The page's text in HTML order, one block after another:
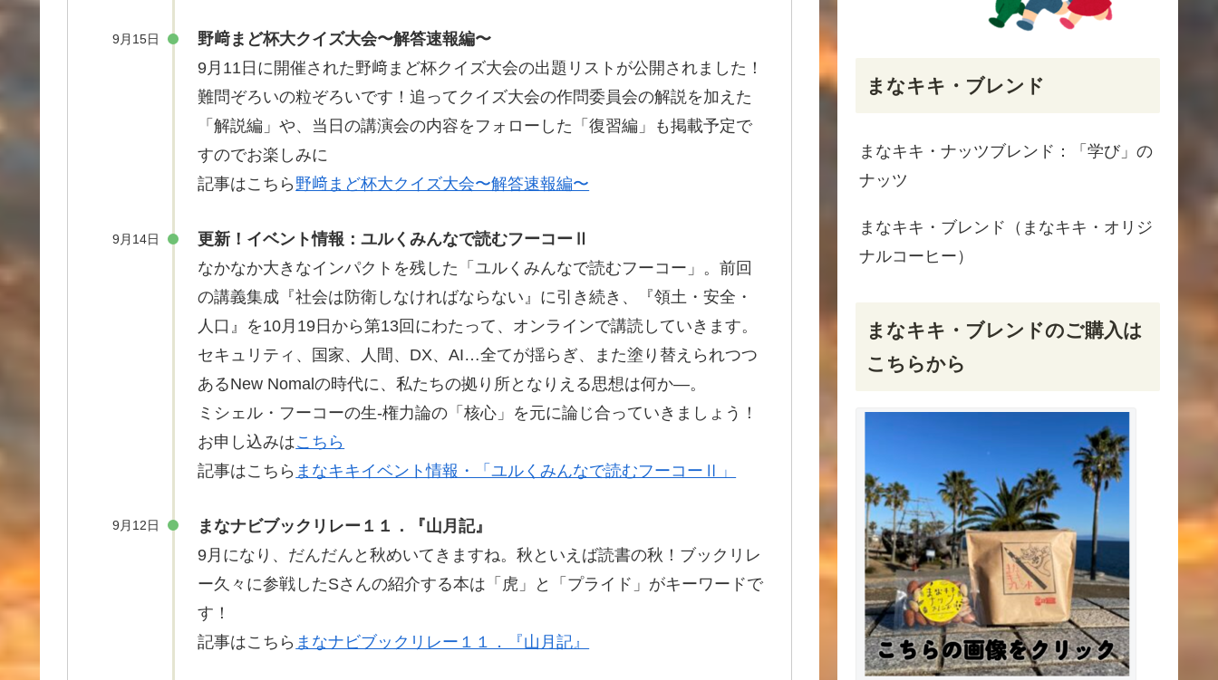
9月15日
野﨑まど杯大クイズ大会〜解答速報編〜
9月11日に開催された野﨑 まど杯クイズ大会の出題 リストが公開 されました！
難問ぞろいの粒ぞろいです！追 ってクイズ大会の作問委員会の解説を加 えた
「解説編 」や、当日の講演会の内容をフォローした「復習編 」も掲載予定で
すのでお楽しみに
記事はこちら 野﨑まど杯大クイズ大会〜解答速報編〜
9月14日
更新！イベント情報：ユルくみんなで読むフーコーⅡ
なかなか大きなインパクトを残した「ユルくみんなで読むフーコー」。前回
の講義集成『社会は防衛しなければならない』に引き続き、『領土・安全・
人口』を10月19日から第13回にわたって、オンラインで講読していきます。
セキュリティ、国家、人間、DX、AI…全てが揺らぎ、また塗り替えられつつ
あるNew Nomalの時代に、私たちの拠り所となりえる思想は何か―。
ミシェル・フーコーの生-権力論の「核心」を元に論じ合っていきましょう！
お申し込みはこちら
記事はこちら まなキキイベント情報・「ユルくみんなで読むフーコーⅡ」
9月12日
まなナビブックリレー１１．『山月記』
9月になり、だんだんと秋めいてきますね。秋といえば読書の秋！ブックリレ
ー久々 に参戦 したSさんの紹介する本は「 虎 」と「プライド」がキーワードで
す！
記事はこちら まなナビブックリレー１１．『山月記』
まなキキ・ブレンド
まなキキ・ナッツブレンド：「学び」の
ナッツ
まなキキ・ブレンド（まなキキ・オリジ
ナルコーヒー）
まなキキ・ブレンドのご購入は
こちらから